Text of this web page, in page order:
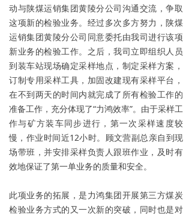
动与陕煤运销集团黄陵分公司沟通交流，争取
这项新的检验业务。经过多次多方努力，陕煤
运销集团黄陵分公司同意委托由我司进行该项
新业务的检验工作。之后，我司立即组织人员
到装车站现场确定采样地点，制定采样方案，
订制专用采样工具，加固改建现有采样平台，
在不到两天的时间内就完成了所有检验工作的
准备工作，充分体现了“力鸿效率”。由于采样工
作与矿方装车同步进行，第一次采样速度较
慢，作业时间近12小时。顾文营副总亲自到现
场带班，并安排采样负责人跟班作业，及时有
效地保证了第一单业务的质量和安全。
此项业务的拓展，是力鸿集团开展第三方煤炭
检验业务方式的又一次新的突破，同时也是对